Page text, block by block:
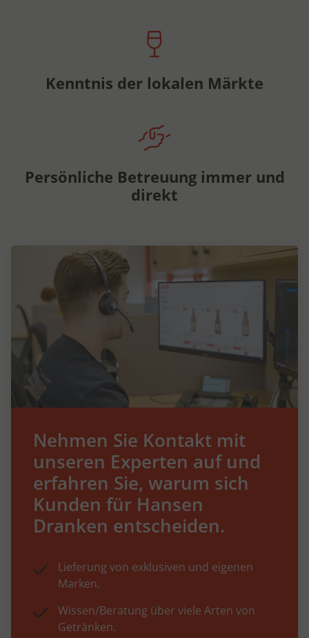
Kenntnis der lokalen Märkte
Persönliche Betreuung immer und
direkt
Nehmen Sie Kontakt mit
unseren Experten auf und
erfahren Sie, warum sich
Kunden für Hansen
Dranken entscheiden.
Lieferung von exklusiven und eigenen
Marken.
Wissen/Beratung über viele Arten von
Getränken.